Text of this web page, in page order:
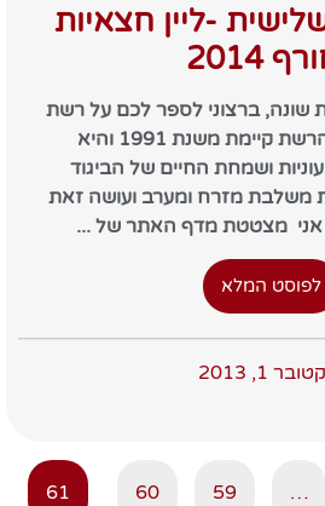
-ליין חצאיות
2014
שונה, ברצוני לספר לכם על רשת
העין השלישית . הרשת קיימת משנת 1991 והיא
ושמחת החיים של הביגוד
משלבת מזרח ומערב ועושה זאת
מצטטת מדף האתר של ...
לפוסט המלא
1, 2013
…
59
60
61